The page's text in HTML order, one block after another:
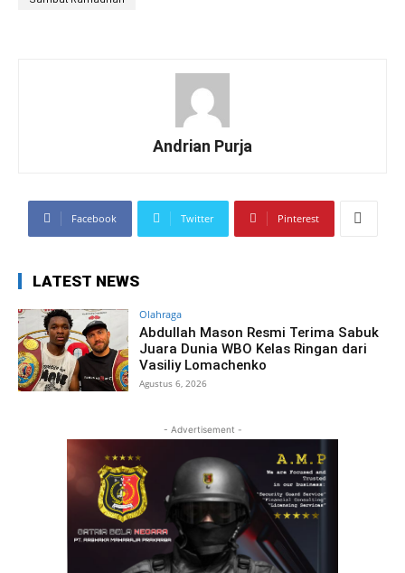
Andrian Purja
Facebook Twitter Pinterest
LATEST NEWS
Olahraga
Abdullah Mason Resmi Terima Sabuk
Juara Dunia WBO Kelas Ringan dari
Vasiliy Lomachenko
Agustus 6, 2026
- Advertisement -